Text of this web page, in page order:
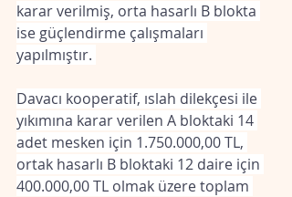
karar verilmiş, orta hasarlı B blokta
ise güçlendirme çalışmaları
yapılmıştır.
Davacı kooperatif, ıslah dilekçesi ile
yıkımına karar verilen A bloktaki 14
adet mesken için 1.750.000,00 TL,
ortak hasarlı B bloktaki 12 daire için
400.000,00 TL olmak üzere toplam